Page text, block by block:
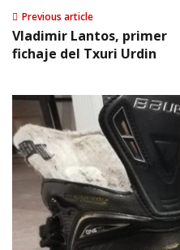
Previous article
Vladimir Lantos, primer
fichaje del Txuri Urdin